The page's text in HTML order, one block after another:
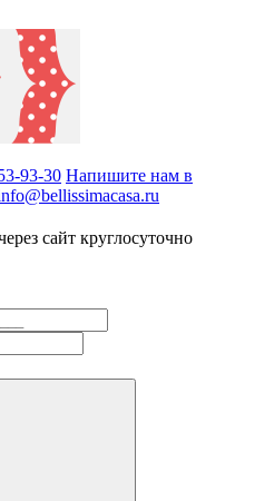
93-30 Напишите нам в
сайт круглосуточно